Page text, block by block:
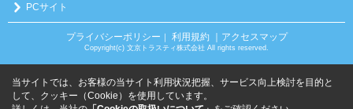
PCサイト
プライバシーポリシー ｜ 利用規約 ｜アクセスマップ
Copyright(c) 文京トラスティ株式会社 All rights reserved.
当サイトでは、お客様の当サイト利用状況把握、サービス向上検討を目的と
して、クッキー（Cookie）を使用しています。